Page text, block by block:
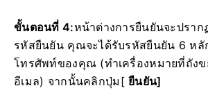
ขั้นตอนที่ 4:หน้าต่างการยืนยันจะปรา
รหัสยืนยัน คุณจะได้รับรหัสยืนยัน 6 หลั
โทรศัพท์ของคุณ (ทำเครื่องหมายที่ถัง
อีเมล) จากนั้นคลิกปุ่ม [ยืนยัน]